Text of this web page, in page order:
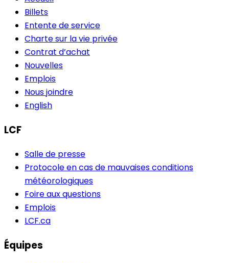
Billets
Entente de service
Charte sur la vie privée
Contrat d’achat
Nouvelles
Emplois
Nous joindre
English
LCF
Salle de presse
Protocole en cas de mauvaises conditions
météorologiques
Foire aux questions
Emplois
LCF.ca
Équipes